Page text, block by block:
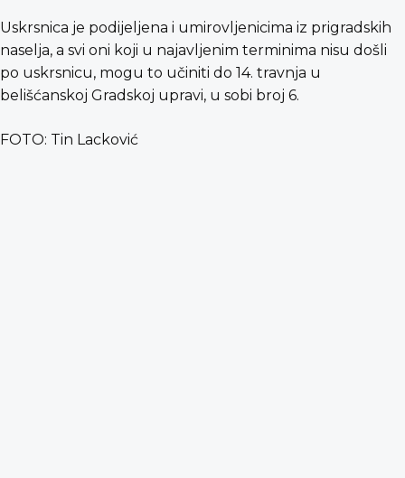
Uskrsnica je podijeljena i umirovljenicima iz prigradskih
naselja, a svi oni koji u najavljenim terminima nisu došli
po uskrsnicu, mogu to učiniti do 14. travnja u
belišćanskoj Gradskoj upravi, u sobi broj 6.
FOTO: Tin Lacković